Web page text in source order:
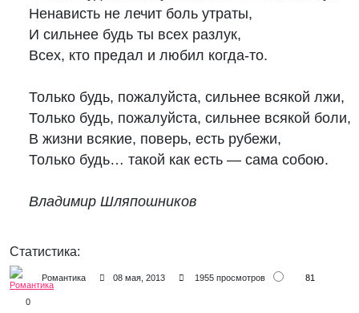
Ненависть не лечит боль утраты,
И сильнее будь ты всех разлук,
Всех, кто предал и любил когда-то.
Только будь, пожалуйста, сильнее всякой лжи,
Только будь, пожалуйста, сильнее всякой боли,
В жизни всякие, поверь, есть рубежи,
Только будь… такой как есть — сама собою.
Владимир Шляпошников
Статистика:
Романтика 08 мая, 2013 1955 просмотров 81
0